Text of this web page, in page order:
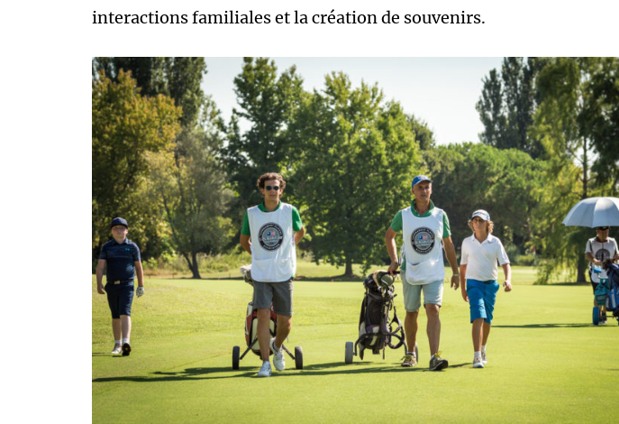
interactions familiales et la création de souvenirs.